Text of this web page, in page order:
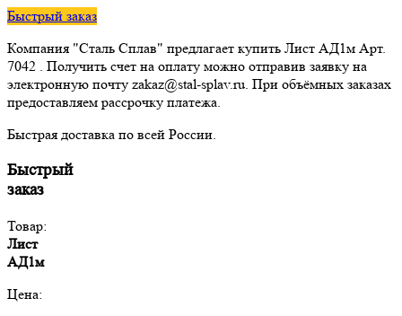
Быстрый заказ
Компания "Сталь Сплав" предлагает купить Лист АД1м Арт.
7042 . Получить счет на оплату можно отправив заявку на
электронную почту zakaz@stal-splav.ru. При объёмных заказах
предоставляем рассрочку платежа.
Быстрая доставка по всей России.
Быстрый
заказ
Товар:
Лист
АД1м
Цена: